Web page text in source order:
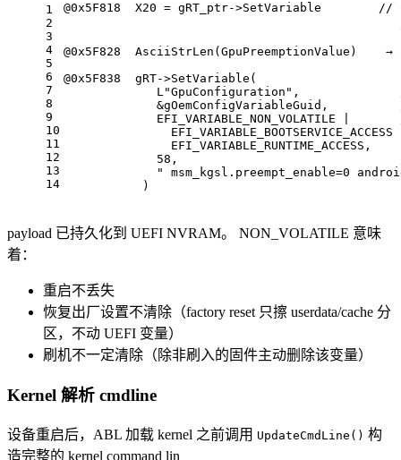
1
2
3
4
5
6
7
8
9
10
11
12
13
14
@0x5F818
  X20 = gRT_ptr->SetVariable
//
@0x5F828
  AsciiStrLen(GpuPreemptionValue)    →
@0x5F838
  gRT->SetVariable(
L"GpuConfiguration" ,
             &gOemConfigVariableGuid,
             EFI_VARIABLE_NON_VOLATILE |
EFI_VARIABLE_BOOTSERVICE_ACCESS
               EFI_VARIABLE_RUNTIME_ACCESS,
58 ,
" msm_kgsl.preempt_enable=0
           )
payload 已持久化到 UEFI NVRAM。 NON_VOLATILE 意味
着：
重启不丢失
恢复出厂设置不清除（factory reset 只擦 userdata/cache 分
区，不动 UEFI 变量）
刷机不一定清除（除非刷入的固件主动删除该变量）
Kernel 解析 cmdline
设备重启后，ABL 加载 kernel 之前调用 UpdateCmdLine() 构
造完整的 kernel command lin